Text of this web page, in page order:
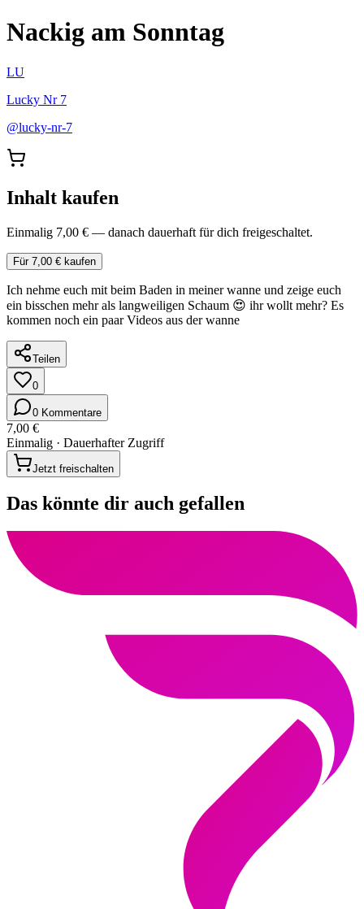
Nackig am Sonntag
LU
Lucky Nr 7
@lucky-nr-7
Inhalt kaufen
Einmalig 7,00 € — danach dauerhaft für dich freigeschaltet.
Für 7,00 € kaufen
Ich nehme euch mit beim Baden in meiner wanne und zeige euch
ein bisschen mehr als langweiligen Schaum 😍 ihr wollt mehr? Es
kommen noch ein paar Videos aus der wanne
Teilen
0
0 Kommentare
7,00 €
Einmalig · Dauerhafter Zugriff
Jetzt freischalten
Das könnte dir auch gefallen